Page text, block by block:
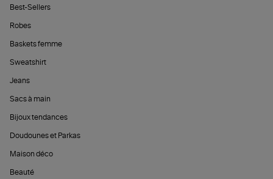
Best-Sellers
Robes
Baskets femme
Sweatshirt
Jeans
Sacs à main
Bijoux tendances
Doudounes et Parkas
Maison déco
Beauté